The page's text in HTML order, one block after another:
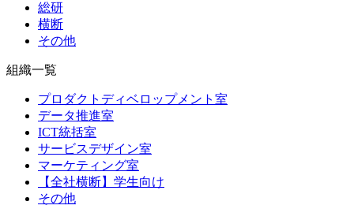
総研
横断
その他
組織一覧
プロダクトディベロップメント室
データ推進室
ICT統括室
サービスデザイン室
マーケティング室
【全社横断】学生向け
その他